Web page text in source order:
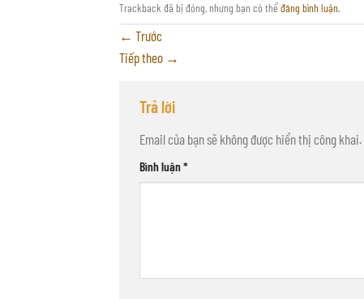
Trackback đã bị đóng, nhưng bạn có thểđăng bình luận.
← Trước
Tiếp theo →
Trả lời
Email của bạn sẽ không được hiển thị công khai.
Bình luận*